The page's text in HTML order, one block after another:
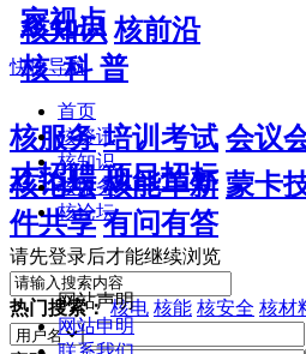
家视点
核知识 核前沿
核 科 普
核服务 培训考试 会议
才招聘 项目招标
核论坛 核能革新 蒙卡
件共享 有问有答
热门搜索： 核电 核能 核安全 核材
快捷导航
首页
核资讯
核知识
核服务
核论坛
请先登录后才能继续浏览
网站声明
网站申明